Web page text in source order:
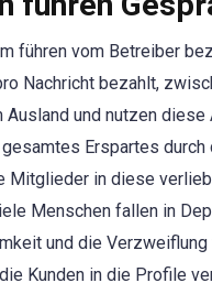
führen vom Betreiber
Nachricht bezahlt,
Ausland und nutzen
Erspartes
Mitglieder in diese
Menschen fallen in
und die
Kunden in die Profile